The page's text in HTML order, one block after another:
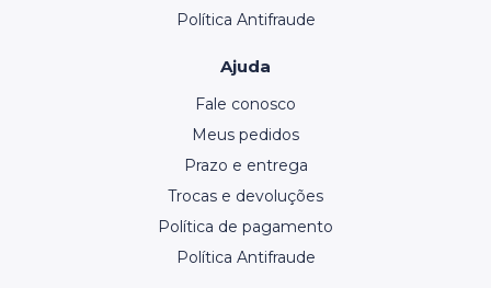
Política Antifraude
Ajuda
Fale conosco
Meus pedidos
Prazo e entrega
Trocas e devoluções
Política de pagamento
Política Antifraude